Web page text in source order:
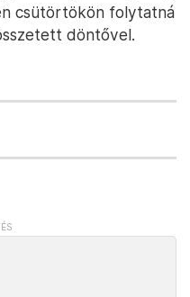
csütörtökön folytatná
döntővel.